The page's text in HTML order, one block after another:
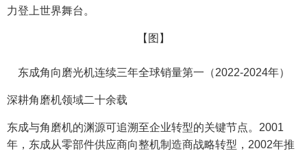
力登上世界舞台。
【图】
东成角向磨光机连续三年全球销量第一（2022-2024年）
深耕角磨机领域二十余载
东成与角磨机的渊源可追溯至企业转型的关键节点。2001
年，东成从零部件供应商向整机制造商战略转型，2002年推